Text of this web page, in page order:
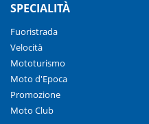
SPECIALITÀ
Fuoristrada
Velocità
Mototurismo
Moto d'Epoca
Promozione
Moto Club